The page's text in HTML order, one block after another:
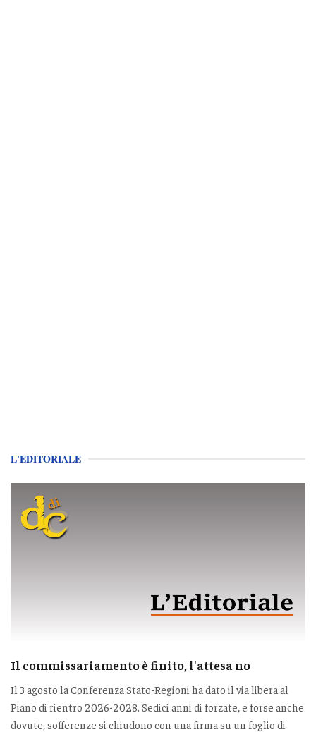
L'EDITORIALE
Il commissariamento è finito, l'attesa no
Il 3 agosto la Conferenza Stato-Regioni ha dato il via libera al
Piano di rientro 2026-2028. Sedici anni di forzate, e forse anche
dovute, sofferenze si chiudono con una firma su un foglio di